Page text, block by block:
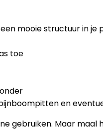
mooie structuur in je
toe
en
gebruiken. Maar